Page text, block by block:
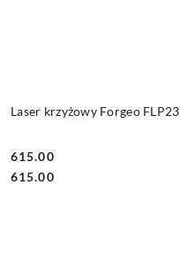
Laser krzyżowy Forgeo FLP23
Cena:
615.00
Cena:
615.00